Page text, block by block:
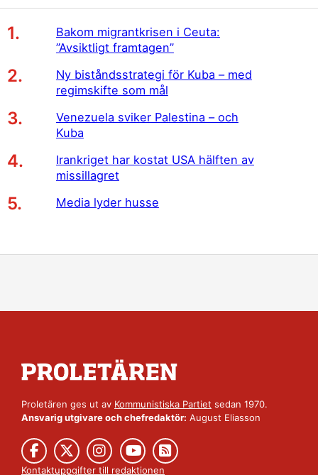
Bakom migrantkrisen i Ceuta:
”Avsiktligt framtagen”
Ny biståndsstrategi för Kuba – med
regimskifte som mål
Venezuela sviker Palestina – och
Kuba
Irankriget har kostat USA hälften av
missillagret
Media lyder husse
Proletären ges ut av Kommunistiska Partiet sedan 1970.
Ansvarig utgivare och chefredaktör: August Eliasson
Kontaktuppgifter till redaktionen